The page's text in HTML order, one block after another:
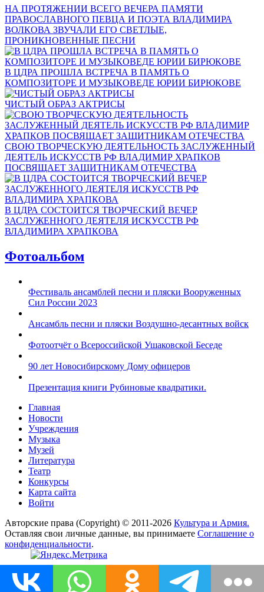
НА ПРОТЯЖЕНИИ ВСЕГО ВЕЧЕРА ПАМЯТИ
ПРАВОСЛАВНОГО ПЕВЦА И ПОЭТА ВЛАДИМИРА
ВОЛКОВА ЗВУЧАЛИ ЕГО СВЕТЛЫЕ,
ПРОНИКНОВЕННЫЕ ПЕСНИ
В ЦДРА ПРОШЛА ВСТРЕЧА В ПАМЯТЬ О
КОМПОЗИТОРЕ И МУЗЫКОВЕДЕ ЮРИИ БИРЮКОВЕ
ЧИСТЫЙ ОБРАЗ АКТРИСЫ
СВОЮ ТВОРЧЕСКУЮ ДЕЯТЕЛЬНОСТЬ ЗАСЛУЖЕННЫЙ
ДЕЯТЕЛЬ ИСКУССТВ РФ ВЛАДИМИР ХРАПКОВ
ПОСВЯЩАЕТ ЗАЩИТНИКАМ ОТЕЧЕСТВА
В ЦДРА СОСТОИТСЯ ТВОРЧЕСКИЙ ВЕЧЕР
ЗАСЛУЖЕННОГО ДЕЯТЕЛЯ ИСКУССТВ РФ
ВЛАДИМИРА ХРАПКОВА
Фотоальбом
Фестиваль ансамблей песни и пляски Вооруженных
Сил России 2023
Ансамбль песни и пляски Воздушно-десантных войск
Фотоотчёт о Всероссийской Ушаковской Беседе
90 лет Новосибирскому Дому офицеров
Презентация книги Рубиновые квадратики.
Главная
Новости
Учреждения
Музыка
Музей
Литература
Театр
Конкурсы
Карта сайта
Войти
Авторские права (Copyright) © 2011-2026 Культура и Армия.
Оставляя свои личные данные, вы принимаете Соглашение о
конфиденциальности.